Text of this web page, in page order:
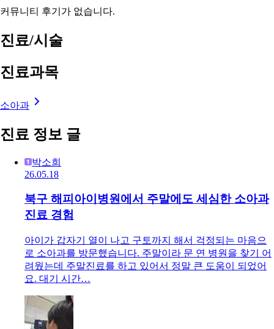
커뮤니티 후기가 없습니다.
진료/시술
진료과목
소아과
진료 정보 글
박소희
26.05.18
북구 해피아이병원에서 주말에도 세심한 소아과
진료 경험
아이가 갑자기 열이 나고 구토까지 해서 걱정되는 마음으
로 소아과를 방문했습니다. 주말이라 문 연 병원을 찾기 어
려웠는데 주말진료를 하고 있어서 정말 큰 도움이 되었어
요. 대기 시간…